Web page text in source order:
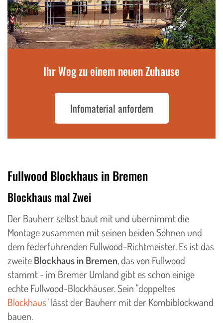
Ihr Weg zu einem neuen Zuhause
Infomaterial anfordern
Fullwood Blockhaus in Bremen
Blockhaus mal Zwei
Der Bauherr selbst baut mit und übernimmt die
Montage zusammen mit seinen beiden Söhnen und
dem federführenden Fullwood-Richtmeister. Es ist das
zweiteBlockhaus in Bremen, das von Fullwood
stammt - im Bremer Umland gibt es schon einige
echte Fullwood-Blockhäuser. Sein "doppeltes
Blockhaus" lässt der Bauherr mit der Kombiblockwand
bauen.